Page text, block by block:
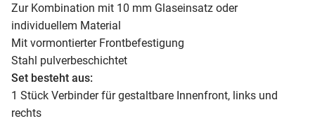
Zur Kombination mit 10 mm Glaseinsatz oder
individuellem Material
Mit vormontierter Frontbefestigung
Stahl pulverbeschichtet
Set besteht aus:
1 Stück Verbinder für gestaltbare Innenfront, links und
rechts